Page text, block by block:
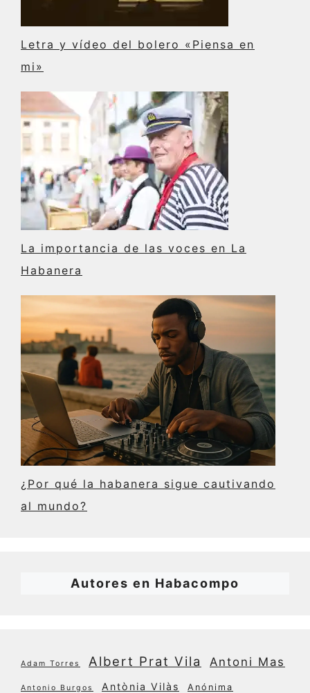
Letra y vídeo del bolero «Piensa en
mi»
La importancia de las voces en La
Habanera
¿Por qué la habanera sigue cautivando
al mundo?
Autores en Habacompo
Adam Torres Albert Prat Vila Antoni Mas
Antonio Burgos Antònia Vilàs Anónima